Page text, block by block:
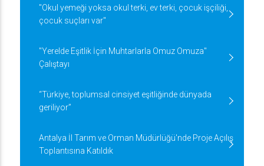
"Okul yemeği yoksa okul terki, ev terki, çocuk işçiliği,
çocuk suçları var"
"Yerelde Eşitlik İçin Muhtarlarla Omuz Omuza"
Çalıştayı
“Türkiye, toplumsal cinsiyet eşitliğinde dünyada
geriliyor”
Antalya İl Tarım ve Orman Müdürlüğü'nde Proje Açılış
Toplantısına Katıldık